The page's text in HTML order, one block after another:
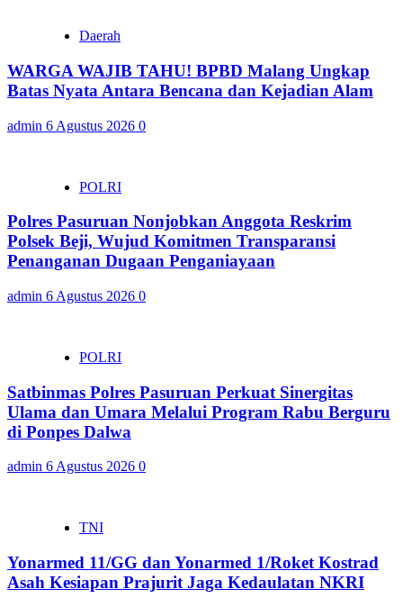
Daerah
WARGA WAJIB TAHU! BPBD Malang Ungkap
Batas Nyata Antara Bencana dan Kejadian Alam
admin 6 Agustus 2026 0
POLRI
Polres Pasuruan Nonjobkan Anggota Reskrim
Polsek Beji, Wujud Komitmen Transparansi
Penanganan Dugaan Penganiayaan
admin 6 Agustus 2026 0
POLRI
Satbinmas Polres Pasuruan Perkuat Sinergitas
Ulama dan Umara Melalui Program Rabu Berguru
di Ponpes Dalwa
admin 6 Agustus 2026 0
TNI
Yonarmed 11/GG dan Yonarmed 1/Roket Kostrad
Asah Kesiapan Prajurit Jaga Kedaulatan NKRI